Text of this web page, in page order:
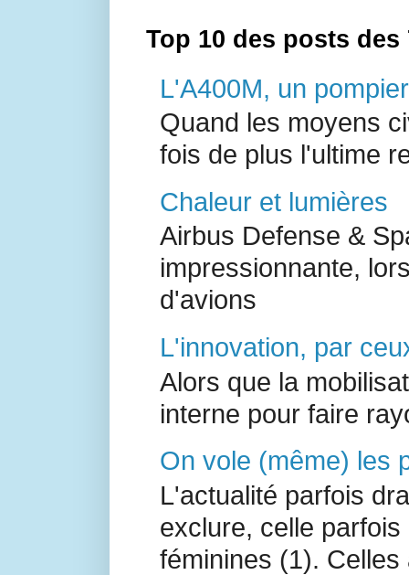
Top 10 des posts
L'A400M, un
Quand les moyens
fois de plus l'ultime
Chaleur et lumières
Airbus Defense &
impressionnante,
d'avions
L'innovation, par
Alors que la
interne pour faire
On vole (même) les
L'actualité parfois
exclure, celle
féminines (1). Celles